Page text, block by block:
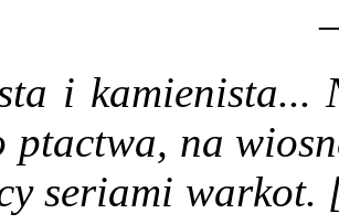
i
ptactwa, na
seriami